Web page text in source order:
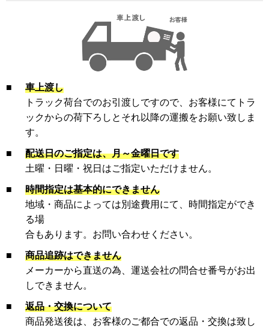
■
車上渡し
トラック荷台でのお引渡しですので、お客様にてトラ
ックからの荷下ろしとそれ以降の運搬をお願い致しま
す。
■
配送日のご指定は、月～金曜日です
土曜・日曜・祝日はご指定いただけません。
■
時間指定は基本的にできません
地域・商品によっては別途費用にて、時間指定ができ
る場
合もあります。お問い合わせください。
■
商品追跡はできません
メーカーから直送の為、運送会社の問合せ番号がお出
しできません。
■
返品・交換について
商品発送後は、お客様のご都合での返品・交換は致し